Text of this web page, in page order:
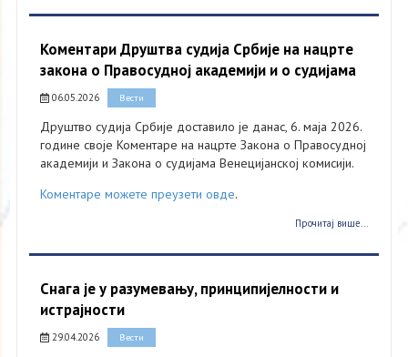
Коментари Друштва судија Србије на нацрте
закона о Правосудној академији и о судијама
06.05.2026 Вести
Друштво судија Србије доставило је данас, 6. маја 2026.
године своје Коментаре на нацрте Закона о Правосудној
академији и Закона о судијама Венецијанској комисији.
Коментаре можете преузети овде.
Прочитај више...
Снага је у разумевању, принципијелности и
истрајности
29.04.2026 Вести